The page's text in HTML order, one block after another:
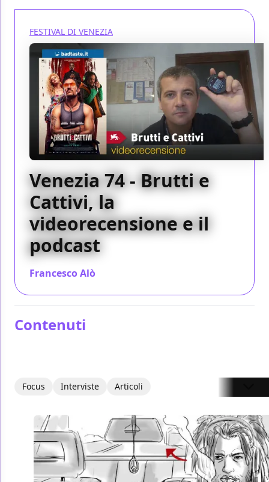
FESTIVAL DI VENEZIA
Venezia 74 - Brutti e
Cattivi, la
videorecensione e il
podcast
Francesco Alò
Contenuti
Focus Interviste Articoli